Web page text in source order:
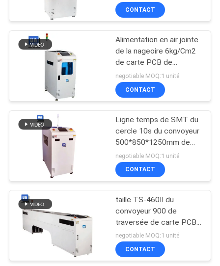
PRIVACY
POLICY
Machine
d'inscription de
laser de carte PCB
15
machine de soudure
sélective
PCB de 90 degrés
CONTACT
Alimentation en air jointe
de la nageoire 6kg/Cm2
de carte PCB de
machine de chiffre
d'affaires de carte PCB
de 4.0mm
negotiable MOQ:1 unité
CONTACT
Ligne temps de SMT du
cercle 10s du convoyeur
500*850*1250mm de
carte PCB
negotiable MOQ:1 unité
CONTACT
taille TS-460II du
convoyeur 900 de
traversée de carte PCB
d'écran tactile de PLC
300W
negotiable MOQ:1 unité
CONTACT